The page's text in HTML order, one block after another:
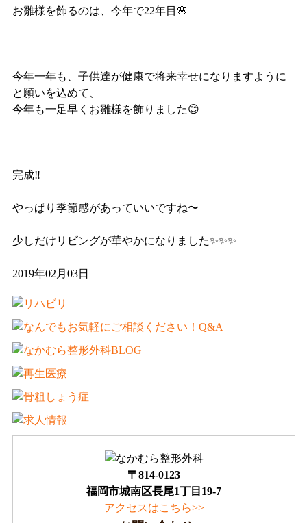
お雛様を飾るのは、今年で22年目🌸
今年一年も、子供達が健康で将来幸せになりますように
と願いを込めて、
今年も一足早くお雛様を飾りました😊
完成‼️
やっぱり季節感があっていいですね〜
少しだけリビングが華やかになりました✨✨✨
2019年02月03日
〒814-0123
福岡市城南区長尾1丁目19-7
アクセスはこちら>>